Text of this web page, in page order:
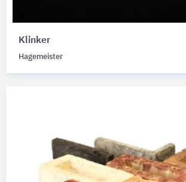
Klinker
Hagemeister